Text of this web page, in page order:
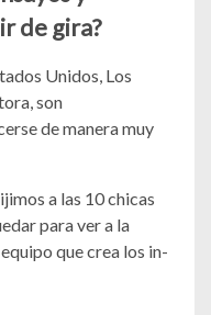
de gira?
Unidos, Los
son
de manera muy
a las 10 chicas
para ver a la
que crea los in-